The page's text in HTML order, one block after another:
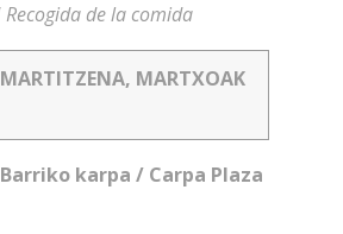
Recogida de la comida
MARTXOAK
Barriko karpa / Carpa Plaza